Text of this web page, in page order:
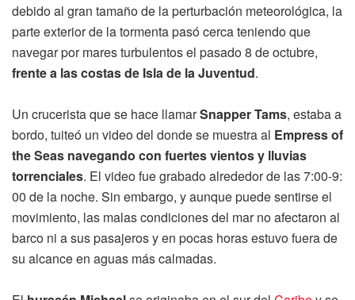
debido al gran tamaño de la perturbación meteorológica, la
parte exterior de la tormenta pasó cerca teniendo que
navegar por mares turbulentos el pasado 8 de octubre,
frente a las costas de Isla de la Juventud.
Un crucerista que se hace llamarSnapper Tams, estaba a
bordo, tuiteó un video del donde se muestra al Empress of
the Seas navegando con fuertes vientos y lluvias
torrenciales. El video fue grabado alrededor de las 7:00-9:
00 de la noche. Sin embargo, y aunque puede sentirse el
movimiento, las malas condiciones del mar no afectaron al
barco ni a sus pasajeros y en pocas horas estuvo fuera de
su alcance en aguas más calmadas.